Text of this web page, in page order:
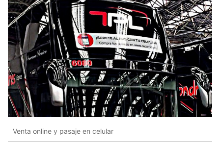
Venta online y pasaje en celular